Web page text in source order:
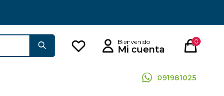
091981025
0